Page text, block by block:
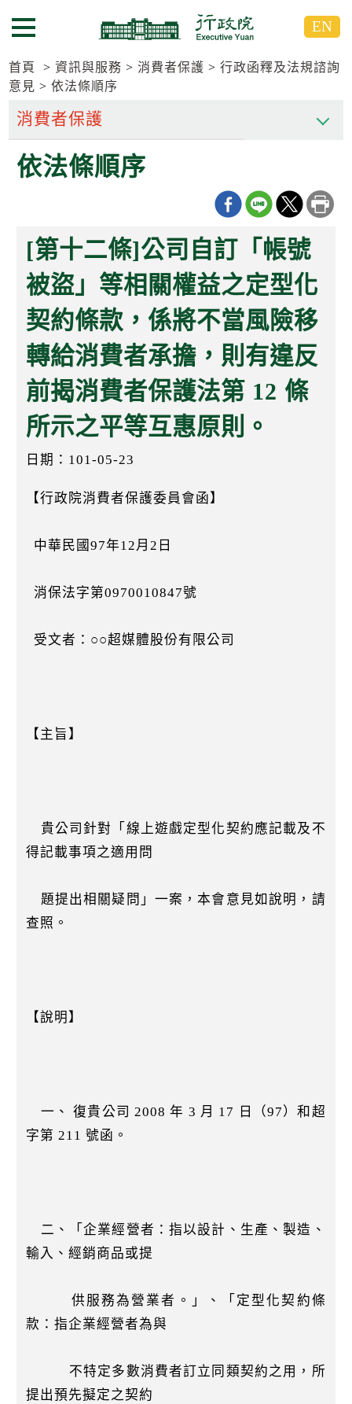
到
要
內
塊
到
要
內
塊
選單按鈕 EN
首頁 資訊與服務 消費者保護
行政函釋及法規諮詢
意見
依法條順序
依法條順序
[第十二條]公司自訂「帳號
被盜」等相關權益之定型化
契約條款，係將不當風險移
轉給消費者承擔，則有違反
前揭消費者保護法第 12 條
所示之平等互惠原則。
日期：101-05-23
【行政院消費者保護委員會函】
中華民國97年12月2日
消保法字第0970010847號
受文者：○○超媒體股份有限公司
【主旨】
貴公司針對「線上遊戲定型化契約應記載及不
得記載事項之適用問
題提出相關疑問」一案，本會意見如說明，請
查照。
【說明】
一、 復貴公司 2008 年 3 月 17 日（97）和超
字第 211 號函。
二、「企業經營者：指以設計、生產、製造、
輸入、經銷商品或提
供服務為營業者。」、「定型化契約條
款：指企業經營者為與
不特定多數消費者訂立同類契約之用，所
提出預先擬定之契約